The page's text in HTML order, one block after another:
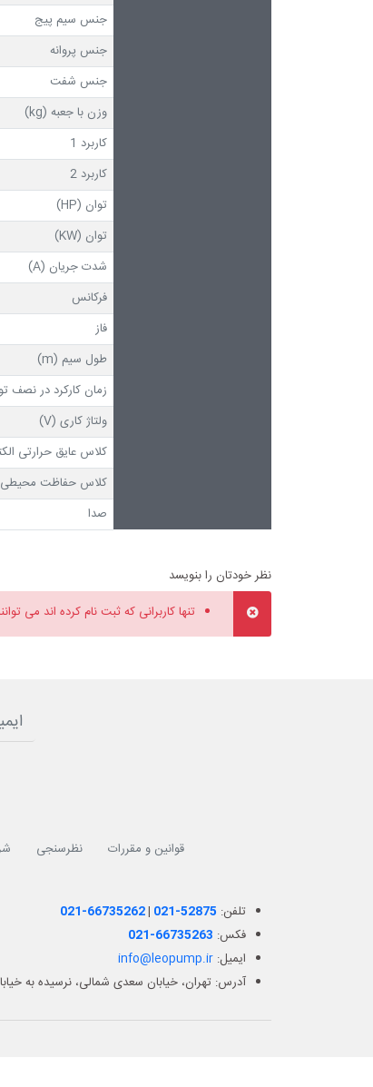
جنس سیم پیج
جنس پروانه
جنس شفت
وزن با جعبه (kg)
کاربرد 1
کاربرد 2
توان (HP)
توان (KW)
شدت جریان (A)
فرکانس
فاز
طول سیم (m)
زمان کارکرد در نصف
ولتاژ کاری (V)
کلاس عایق حرارتی
کلاس حفاظت محیطی
صدا
نظر خودتان را بنویسد
تنها کاربرانی که ثبت نام کرده اند می
قوانین و مقررات نظرسنجی
تلفن: 021-66735262| 021-52875
فکس: 021-66735263
ایمیل:info@leopump.ir
آدرس: تهران، خیابان سعدی شمالی، نرسیده به